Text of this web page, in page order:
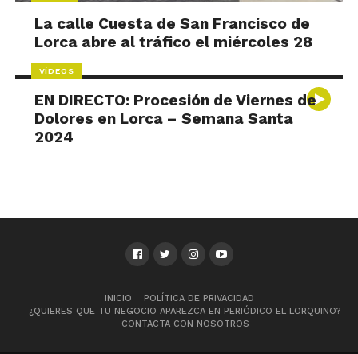
La calle Cuesta de San Francisco de
Lorca abre al tráfico el miércoles 28
VÍDEOS
EN DIRECTO: Procesión de Viernes de
Dolores en Lorca – Semana Santa
2024
INICIO
POLÍTICA DE PRIVACIDAD
¿QUIERES QUE TU NEGOCIO APAREZCA EN PERIÓDICO EL LORQUINO?
CONTACTA CON NOSOTROS